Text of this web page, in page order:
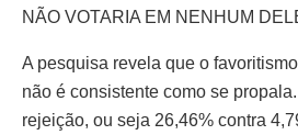
NÃO VOTARIA EM NENHUM
A pesquisa revela que o
não é consistente como se
rejeição, ou seja 26,46% contra